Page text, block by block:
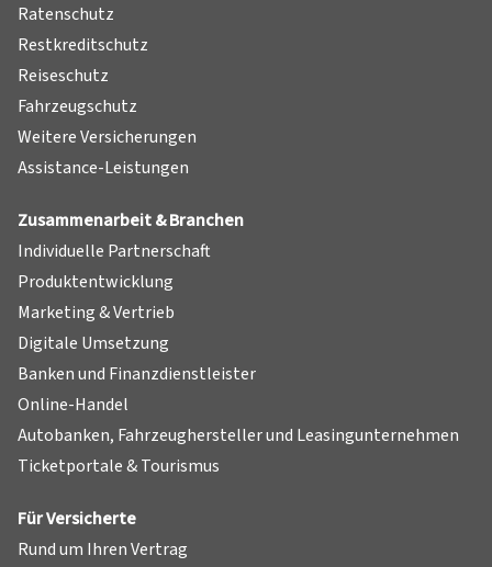
Ratenschutz
Restkreditschutz
Reiseschutz
Fahrzeugschutz
Weitere Versicherungen
Assistance-Leistungen
Zusammenarbeit & Branchen
Individuelle Partnerschaft
Produktentwicklung
Marketing & Vertrieb
Digitale Umsetzung
Banken und Finanzdienstleister
Online-Handel
Autobanken, Fahrzeughersteller und Leasingunternehmen
Ticketportale & Tourismus
Für Versicherte
Rund um Ihren Vertrag